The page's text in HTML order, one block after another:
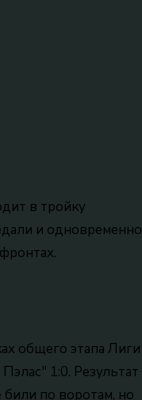
в тройку
и одновременно
общего этапа Лиги
1:0. Результат
били по воротам, но